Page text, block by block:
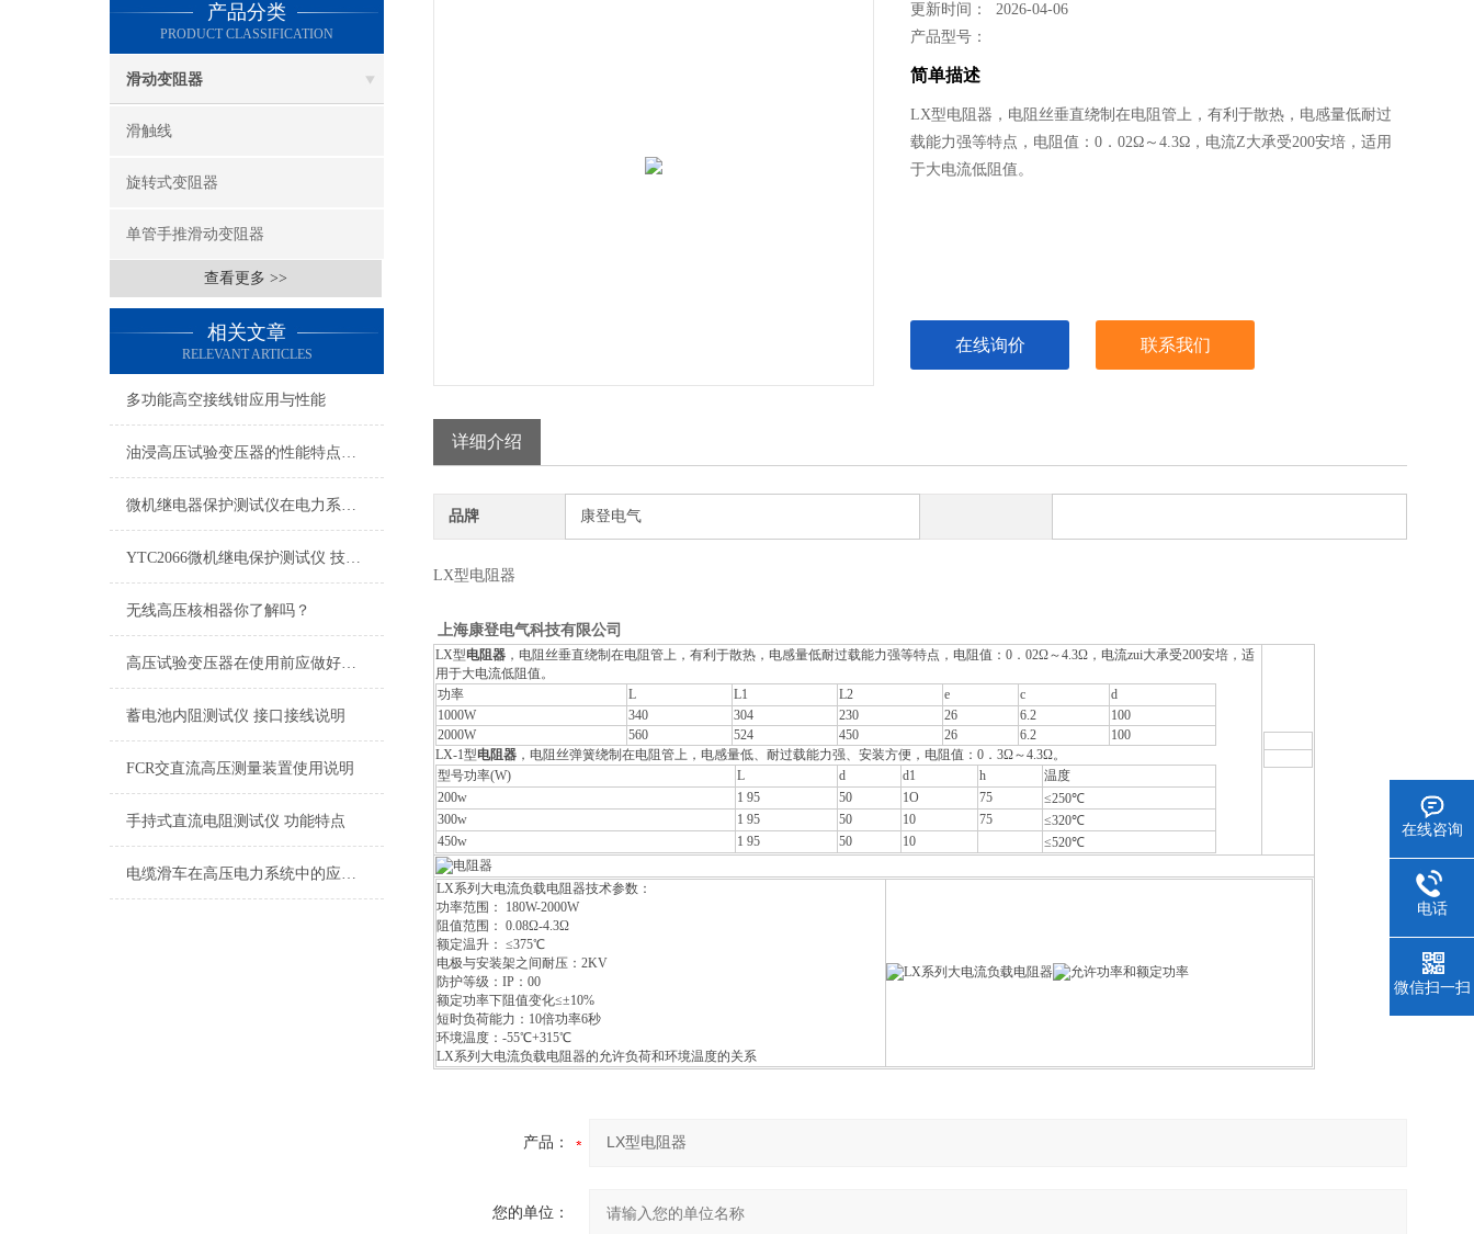
产品分类
PRODUCT CLASSIFICATION
滑动变阻器
滑触线
旋转式变阻器
单管手推滑动变阻器
查看更多 >>
相关文章
RELEVANT ARTICLES
多功能高空接线钳应用与性能
油浸高压试验变压器的性能特点真的很多！
微机继电器保护测试仪在电力系统维护中的作用
YTC2066微机继电保护测试仪 技术性能
无线高压核相器你了解吗？
高压试验变压器在使用前应做好充分的准备工作
蓄电池内阻测试仪 接口接线说明
FCR交直流高压测量装置使用说明
手持式直流电阻测试仪 功能特点
电缆滑车在高压电力系统中的应用与挑战
更新时间： 2026-04-06
产品型号：
简单描述
LX型电阻器，电阻丝垂直绕制在电阻管上，有利于散热，电感量低耐过
载能力强等特点，电阻值：0．02Ω～4.3Ω，电流Z大承受200安培，适用
于大电流低阻值。
在线询价 联系我们
详细介绍
品牌 康登电气
LX型电阻器
上海康登电气科技有限公司
LX型电阻器 ，电阻丝垂直绕制在电阻管上，有利于散热，电感量低耐过载能力强等特点，电阻值：0．02Ω～4.3Ω，电流zui大承受200安培，适
用于大电流低阻值。
功率
L L1 L2 e c
d
1000W
340 304 230 26 6.2
100
2000W
560 524 450 26 6.2
100
LX-1型电阻器 ，电阻丝弹簧绕制在电阻管上，电感量低、耐过载能力强、安装方便，电阻值：0．3Ω～4.3Ω。
型号功率(W)
L d d1 h
温度
200w
1 95 50 1O 75
≤250℃
300w
1 95 50 10 75
≤320℃
450w
1 95 50 10 ≤520℃
LX系列大电流负载电阻器技术参数：
功率范围： 180W-2000W
阻值范围： 0.08Ω-4.3Ω
额定温升： ≤375℃
电极与安装架之间耐压：2KV
防护等级：IP：00
额定功率下阻值变化≤±10%
短时负荷能力：10倍功率6秒
环境温度：-55℃+315℃
LX系列大电流负载电阻器的允许负荷和环境温度的关系
产品：
您的单位：
在线咨询
电话
微信扫一扫